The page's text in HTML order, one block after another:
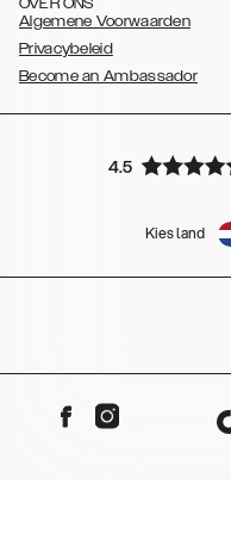
Algemene Voorwaarden
Privacybeleid
Become an Ambassador
4.5
Kies land